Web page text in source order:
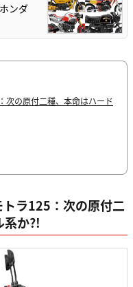
ンダ
次の原付二種、本命はハード
ラ125：次の原付二
系か?!